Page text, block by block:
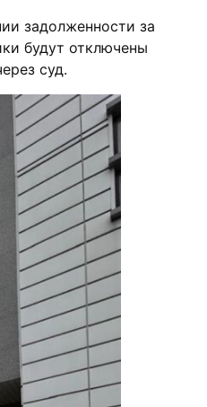
задолженности за
будут отключены
суд.